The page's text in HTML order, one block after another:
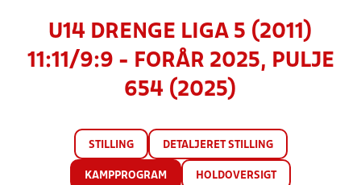
U14 DRENGE LIGA 5 (2011)
11:11/9:9 - FORÅR 2025, PULJE
654 (2025)
STILLING DETALJERET STILLING
KAMPPROGRAM HOLDOVERSIGT